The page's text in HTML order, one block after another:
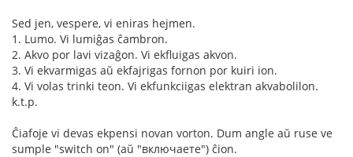
Sed jen, vespere, vi eniras hejmen.
1. Lumo. Vi lumiĝas ĉambron.
2. Akvo por lavi vizaĝon. Vi ekfluigas akvon.
3. Vi ekvarmigas aŭ ekfajrigas fornon por kuiri ion.
4. Vi volas trinki teon. Vi ekfunkciigas elektran akvabolilon.
k.t.p.
Ĉiafoje vi devas ekpensi novan vorton. Dum angle aŭ ruse ve
sumple "switch on" (aŭ "включаете") ĉion.